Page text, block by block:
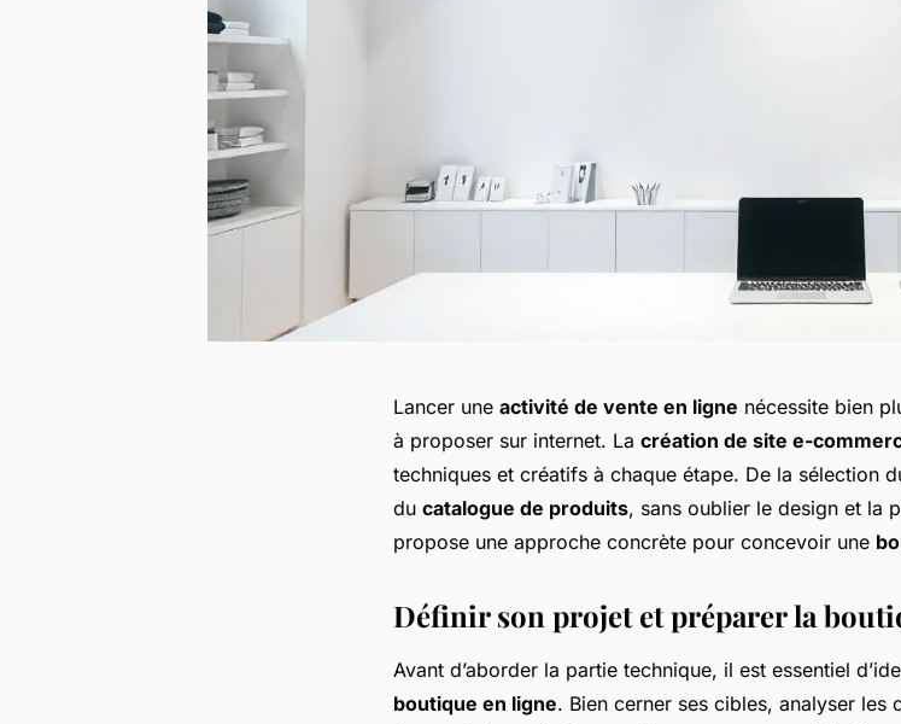
Lancer une activité de vente en ligne nécessite bien
à proposer sur internet. La création de site e-
techniques et créatifs à chaque étape. De la sélection
du catalogue de produits, sans oublier le design et la
propose une approche concrète pour concevoir une
Définir son projet et préparer la
Avant d’aborder la partie technique, il est essentiel
boutique en ligne. Bien cerner ses cibles, analyser